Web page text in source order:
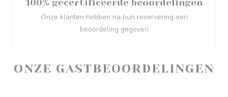
ONZE GASTBEOORDELINGEN
100% gecertificeerde beoordelingen
Onze klanten hebben na hun reservering een
beoordeling gegeven